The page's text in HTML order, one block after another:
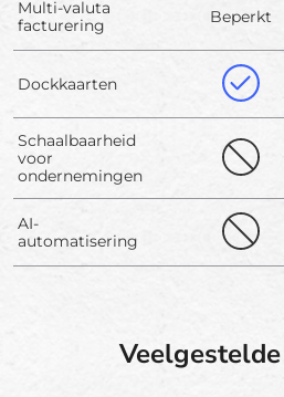
Multi-valuta
facturering
Beperkt
Dockkaarten
Schaalbaarheid
voor
ondernemingen
AI-
automatisering